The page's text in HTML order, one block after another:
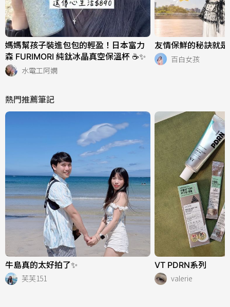
媽媽幫孩子裝進包包的輕盈！日本富力
森 FURIMORI 純鈦冰晶真空保溫杯 ☕✨
水電工阿嫻
友情保鮮的秘訣就
百白女孩
熱門推薦筆記
牛島真的太好拍了✨
芙芙151
VT PDRN系列
valerie